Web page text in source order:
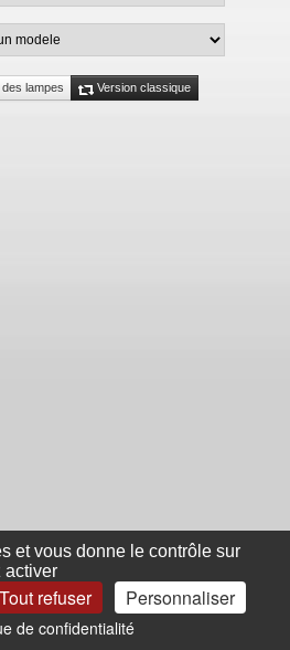
lampes Version classique
et vous donne le contrôle sur
activer
Tout refuser Personnaliser
de confidentialité